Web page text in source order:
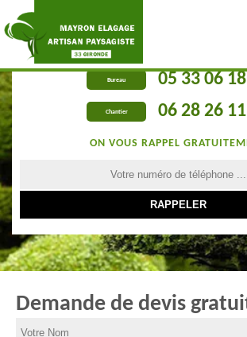
Bureau 05 33 06
Chantier 06 28 26
ON VOUS RAPPEL
Demande de devis